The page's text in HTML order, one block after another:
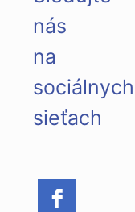
nás
na
sociálnych
sieťach